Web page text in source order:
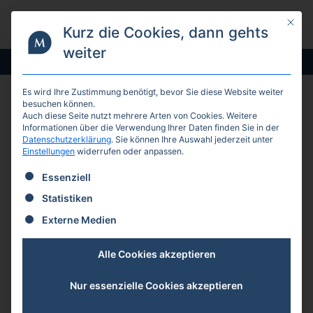
springen
Sichere Erfahrung aus über 10 Jahren Praxis
Menü
Perfektionsdruck im Amt:
Mit
Kurz die Cookies, dann gehts
weiter
Es wird Ihre Zustimmung benötigt, bevor Sie diese Website weiter
besuchen können.
Auch diese Seite nutzt mehrere Arten von Cookies. Weitere
Informationen über die Verwendung Ihrer Daten finden Sie in der
Datenschutzerklärung. Sie können Ihre Auswahl jederzeit unter
Einstellungen widerrufen oder anpassen.
Es folgt eine Liste der Service-Gruppen, für die eine
Essenziell
Statistiken
Externe Medien
Alle Cookies akzeptieren
Nur essenzielle Cookies akzeptieren